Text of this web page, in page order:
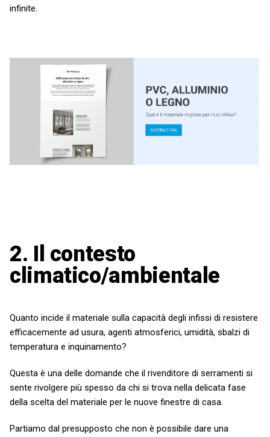
infinite.
2. Il contesto
climatico/ambientale
Quanto incide il materiale sulla capacità degli infissi di resistere
efficacemente ad usura, agenti atmosferici, umidità, sbalzi di
temperatura e inquinamento?
Questa è una delle domande che il rivenditore di serramenti si
sente rivolgere più spesso da chi si trova nella delicata fase
della scelta del materiale per le nuove finestre di casa.
Partiamo dal presupposto che non è possibile dare una